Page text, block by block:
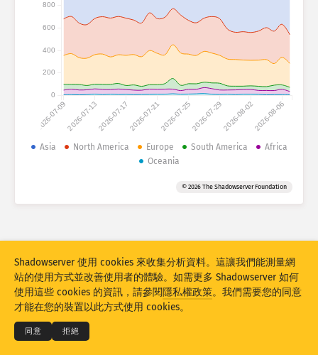
攻擊統計：漏洞
資料集
限制
下載 PNG
2026-07-092026-07-132026-07-172026-07-212026-07-252026-07-292026-08-022026-08-06
0
200
400
600
800
Asia North America Europe South America
Africa
Oceania
© 2026 The Shadowserver Foundation
© 2026THE SHADOWSERVER FOUNDATION
隱私權和條款
聯絡我們 鳴謝
Shadowserver 使用 cookies 來收集分析資料。這讓我們能測量網
站的使用方式並改善使用者的體驗。如需更多 Shadowserver 如何
使用這些 cookies 的資訊，請參閱隱私權政策。我們需要您的同意
才能在您的裝置以此方式使用 cookies。
同意 拒絕